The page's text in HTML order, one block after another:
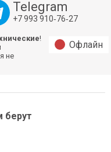
Telegram
+7 993 910‑76‑27
!
не
Офлайн
берут